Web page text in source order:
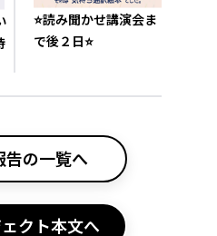
⭐読み聞かせ講演会ま
で後２日⭐
告の一覧へ
クト本文へ